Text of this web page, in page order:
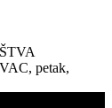
petak,